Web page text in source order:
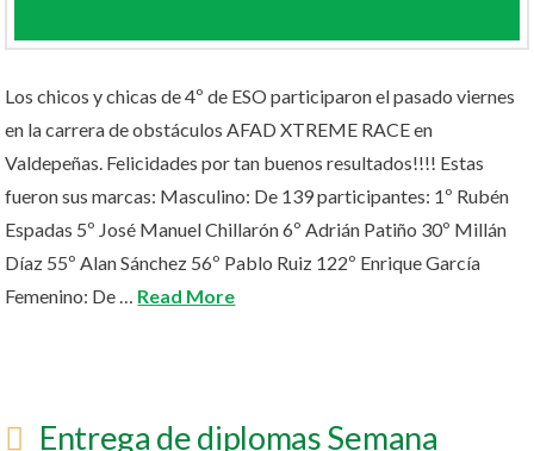
Los chicos y chicas de 4º de ESO participaron el pasado viernes
en la carrera de obstáculos AFAD XTREME RACE en
Valdepeñas. Felicidades por tan buenos resultados!!!! Estas
fueron sus marcas: Masculino: De 139 participantes: 1º Rubén
Espadas 5º José Manuel Chillarón 6º Adrián Patiño 30º Millán
Díaz 55º Alan Sánchez 56º Pablo Ruiz 122º Enrique García
Femenino: De … Read More
Entrega de diplomas Semana